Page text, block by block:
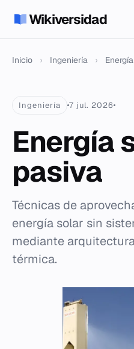
Wikiversidad
Inicio › Ingeniería ›
Ingeniería 7 jul. 2026
Energía
pasiva
Técnicas de
energía solar sin
mediante
térmica.